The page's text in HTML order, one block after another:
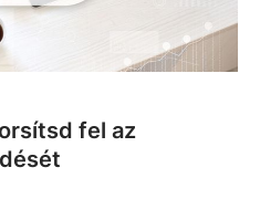
fel az